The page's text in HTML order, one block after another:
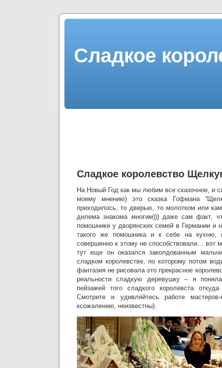
Сладкое
Сладкое королевство
На Новый Год как мы любим все сказочное, и
моему мнению) это сказка Гофмана
приходилось, то дверью, то молотком или
дилема знакома многим))) даже сам факт,
помошники у дворянских семей в Германии и
такого же помошника и к себе на кухню,
совершенно к этому не способствовали… вот
тут еще он оказался заколдованным
сладком королевстве, по которому потом
фантазия не рисовала это прекрасное
реальности сладкую деревушку – я
пейзажей того сладкого королевста
Смотрите и удивляйтесь работе
ксожалению, неизвестны).